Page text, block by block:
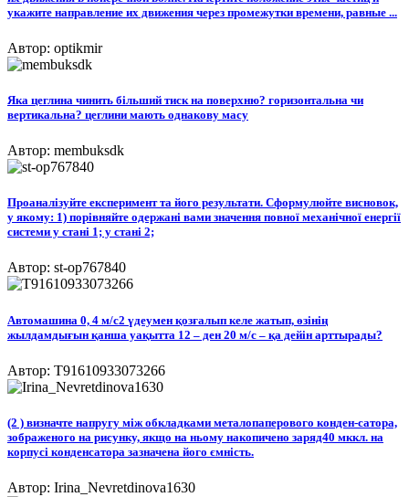
укажите направление их движения через промежутки времени, равные ...
Автор: optikmir
Яка цеглина чинить більший тиск на поверхню? горизонтальна чи
вертикальна? цеглини мають однакову масу​
Автор: membuksdk
Проаналізуйте експеримент та його результати. Сформулюйте висновок,
у якому: 1) порівняйте одержані вами значення повної механічної енергії
системи у стані 1; у стані 2;
Автор: st-op767840
Автомашина 0, 4 м/с2 үдеумен қозғалып келе жатып, өзінің
жылдамдығын қанша уақытта 12 – ден 20 м/с – қа дейін арттырады?​
Автор: T91610933073266
(2 ) визначте напругу між обкладками металопаперового конден-сатора,
зображеного на рисунку, якщо на ньому накопичено заряд40 мккл. на
корпусі конденсатора зазначена його ємність.​
Автор: Irina_Nevretdinova1630